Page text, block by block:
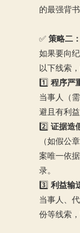
的最强背书
✅ 策略二
如果要向
以下线索
1️⃣ 程序严
当事人（
避且有利益
2️⃣ 证据造
（如假公
案唯一依
录。
3️⃣ 利益输
当事人、
份等线索